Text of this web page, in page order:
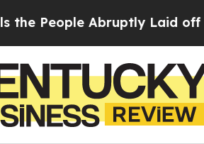
Abruptly Laid off